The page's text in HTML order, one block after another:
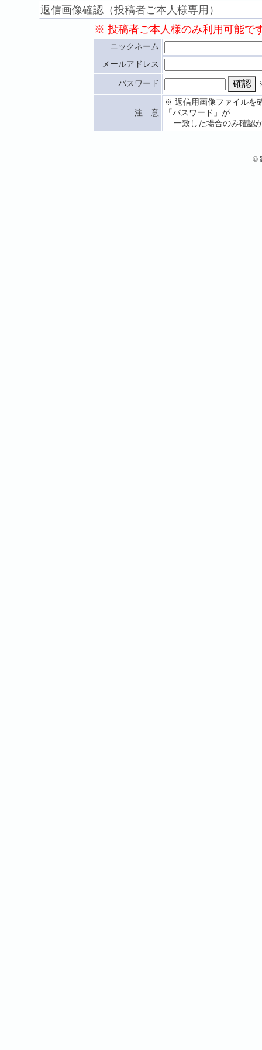
返信画像確認（投稿者ご本人様専用）
※ 投稿者ご本人様のみ利用可能
ニックネーム
メールアドレス
パスワード
注 意
※ 返信用画像ファイルを
「パスワード」が
一致した場合のみ確認
©